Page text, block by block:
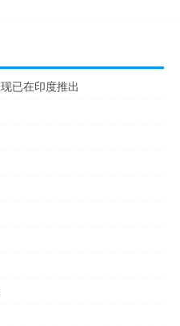
已在印度推出